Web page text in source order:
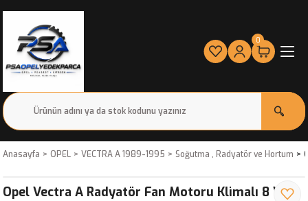
0
Anasayfa OPEL VECTRA A 1989-1995 Soğutma , Radyatör ve Hortum
Opel Vectra A Radyatör Fan Motoru Klimalı 8 Valf